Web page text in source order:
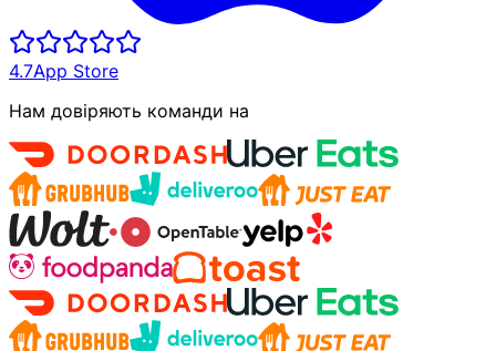
4.7App Store
Нам довіряють команди на